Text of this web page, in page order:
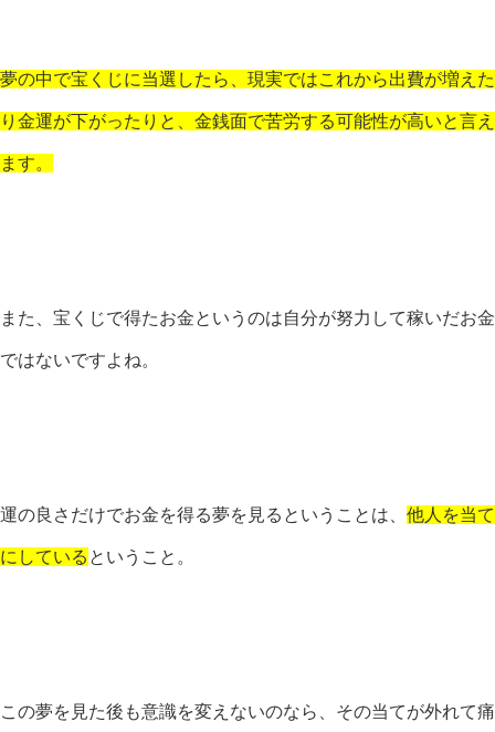
夢の中で宝くじに当選したら、現実ではこれから出費が増えた
り金運が下がったりと、金銭面で苦労する可能性が高いと言え
ます。
また、宝くじで得たお金というのは自分が努力して稼いだお金
ではないですよね。
運の良さだけでお金を得る夢を見るということは、 他人を当て
にしている ということ。
この夢を見た後も意識を変えないのなら、その当てが外れて痛